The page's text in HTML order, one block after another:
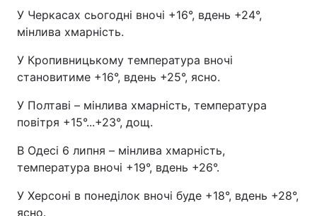
У Черкасах сьогодні вночі +16°, вдень +24°,
мінлива хмарність.
У Кропивницькому температура вночі
становитиме +16°, вдень +25°, ясно.
У Полтаві – мінлива хмарність, температура
повітря +15°...+23°, дощ.
В Одесі 6 липня – мінлива хмарність,
температура вночі +19°, вдень +26°.
У Херсоні в понеділок вночі буде +18°, вдень +28°,
ясно.